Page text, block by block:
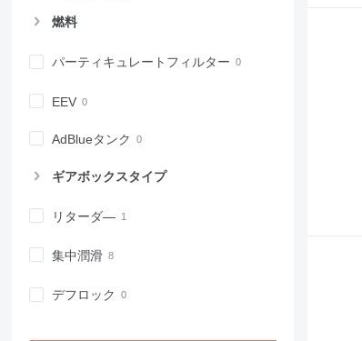
燃料
パーティキュレートフィルター
EEV
AdBlueタンク
ギアボックスタイプ
リターダ―
集中潤滑
デフロック